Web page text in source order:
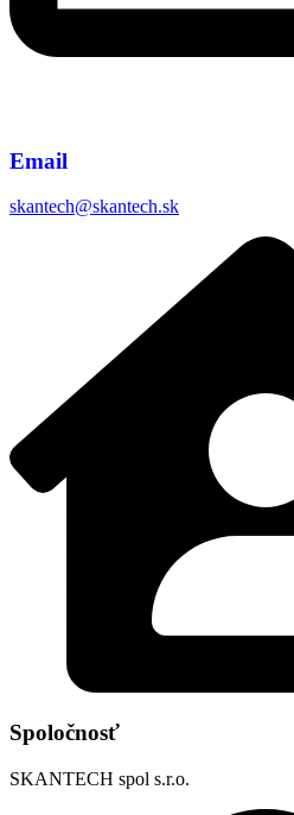
Email
skantech@skantech.sk
Spoločnosť
SKANTECH spol s.r.o.